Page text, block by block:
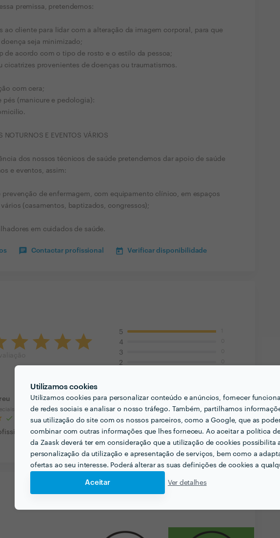
Utilizamos cookies
Utilizamos cookies para personalizar conteúdo e anúncios, fornecer
de redes sociais e analisar o nosso tráfego. Também, partilhamos
sua utilização do site com os nossos parceiros, como a Google, que as
combinar com outras informações que lhes forneceu. Ao aceitar a política
da Zaask deverá ter em consideração que a utilização de cookies possibilita
personalização da utilização e apresentação de serviços, bem como a
ofertas ao seu interesse. Poderá alterar as suas definições de cookies a
Aceitar Ver detalhes
premissa, pretendemos:
ao cliente para lidar com a alteração da imagem corporal, para que
seja minimizado;
de acordo com o tipo de rosto e o estilo da pessoa;
cicatrizes provenientes de doenças ou traumatismos.
com cera;
pés (manicure e pedologia):
NOTURNOS E EVENTOS VÁRIOS
dos nossos técnicos de saúde pretendemos dar apoio de saúde
e eventos, assim:
prevenção de enfermagem, com equipamento clínico, em espaços
(casamentos, baptizados, congressos);
em cuidados de saúde.
Contactar profissional Verificar disponibilidade
5
4
3
2
a pessoas com incapacidade
1 Jan 2017